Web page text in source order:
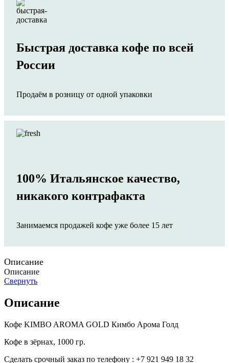
Быстрая доставка кофе по всей
России
Продаём в розницу от одной упаковки
100% Итальянское качество,
никакого контрафакта
Занимаемся продажей кофе уже более 15 лет
Описание
Описание
Свернуть
Описание
Кофе KIMBO AROMA GOLD Кимбо Арома Голд
Кофе в зёрнах, 1000 гр.
Сделать срочный заказ по телефону : +7 921 949 18 32